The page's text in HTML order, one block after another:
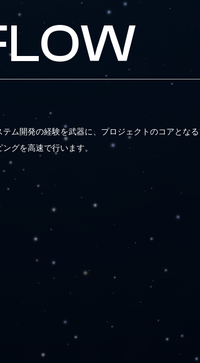
ム開発の経験を武器に、プロジェクトのコアとな
グを高速で行います。
テスト・デバッグ